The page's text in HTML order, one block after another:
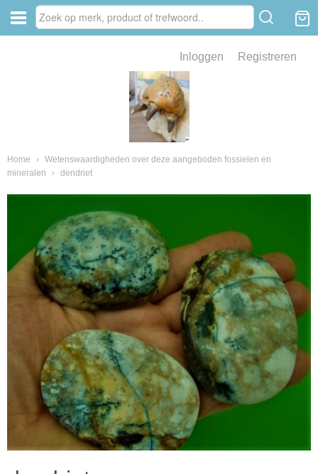
Inloggen Registreren
Home › Wetenswaardigheden over deze aangeboden fossielen en
mineralen
› dendriet
van fossielen en mineralen